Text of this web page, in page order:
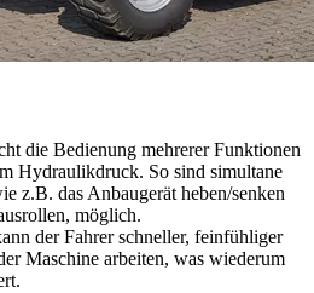
die Bedienung mehrerer Funktionen
Hydraulikdruck. So sind simultane
z.B. das Anbaugerät heben/senken
möglich.
der Fahrer schneller, feinfühliger
Maschine arbeiten, was wiederum